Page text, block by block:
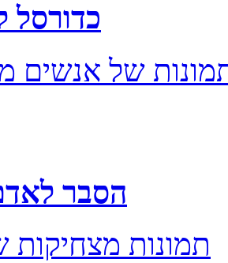
כדורסל
של אנשים
הסבר
תמונות מצחיקות